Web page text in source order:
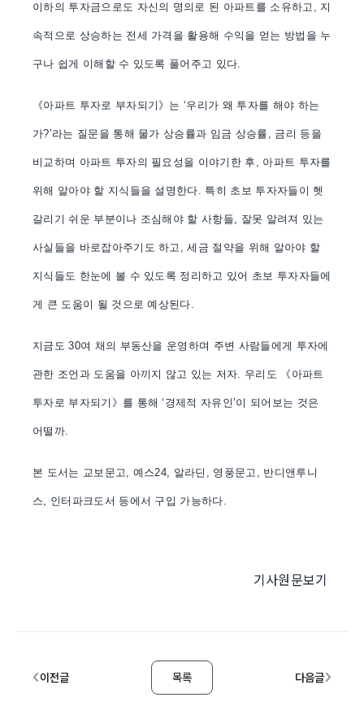
이하의 투자금으로도 자신의 명의로 된 아파트를 소유하고, 지
속적으로 상승하는 전세 가격을 활용해 수익을 얻는 방법을 누
구나 쉽게 이해할 수 있도록 풀어주고 있다.
《아파트 투자로 부자되기》는 ‘우리가 왜 투자를 해야 하는
가?’라는 질문을 통해 물가 상승률과 임금 상승률, 금리 등을
비교하며 아파트 투자의 필요성을 이야기한 후, 아파트 투자를
위해 알아야 할 지식들을 설명한다. 특히 초보 투자자들이 헷
갈리기 쉬운 부분이나 조심해야 할 사항들, 잘못 알려져 있는
사실들을 바로잡아주기도 하고, 세금 절약을 위해 알아야 할
지식들도 한눈에 볼 수 있도록 정리하고 있어 초보 투자자들에
게 큰 도움이 될 것으로 예상된다.
지금도 30여 채의 부동산을 운영하며 주변 사람들에게 투자에
관한 조언과 도움을 아끼지 않고 있는 저자. 우리도 《아파트
투자로 부자되기》를 통해 ‘경제적 자유인’이 되어보는 것은
어떨까.
본 도서는 교보문고, 예스24, 알라딘, 영풍문고, 반디앤루니
스, 인터파크도서 등에서 구입 가능하다.
기사원문보기
이전글 목록 다음글